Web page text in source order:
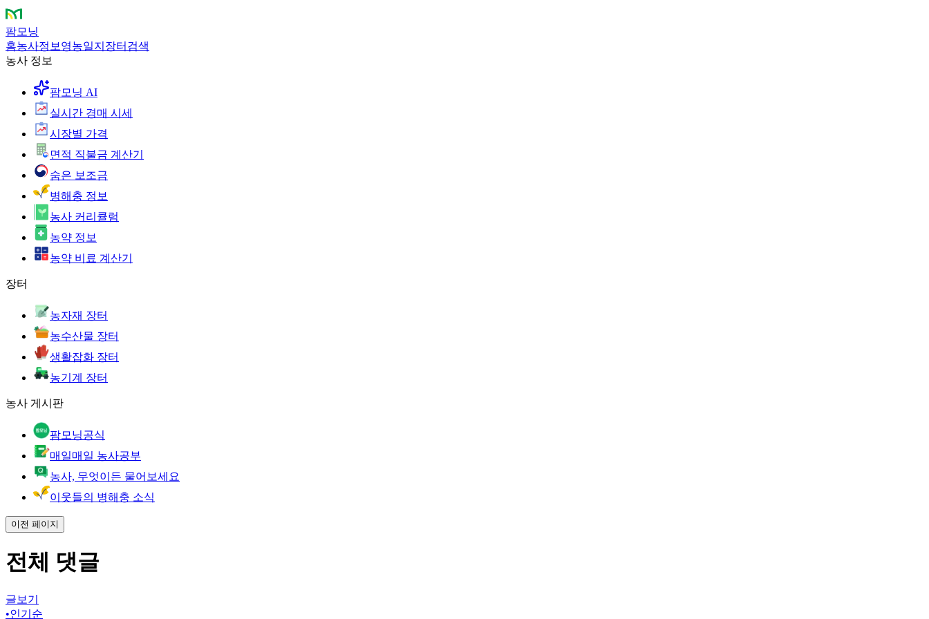
팜모닝
홈농사정보 영농일지 장터 검색
농사 정보
팜모닝 AI
실시간 경매 시세
시장별 가격
면적 직불금 계산기
숨은 보조금
병해충 정보
농사 커리큘럼
농약 정보
농약 비료 계산기
장터
농자재 장터
농수산물 장터
생활잡화 장터
농기계 장터
농사 게시판
팜모닝공식
매일매일 농사공부
농사, 무엇이든 물어보세요
이웃들의 병해충 소식
이전 페이지
전체 댓글
글보기
•인기순